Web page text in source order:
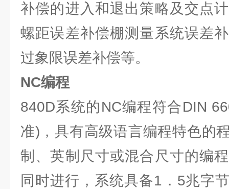
补偿的进入和退出策略及交点
螺距误差补偿棚测量系统误差
过象限误差补偿等。
NC编程
840D系统的NC编程符合DIN
准)，具有高级语言编程特色的
制、英制尺寸或混合尺寸的编
同时进行，系统具备1．5兆字